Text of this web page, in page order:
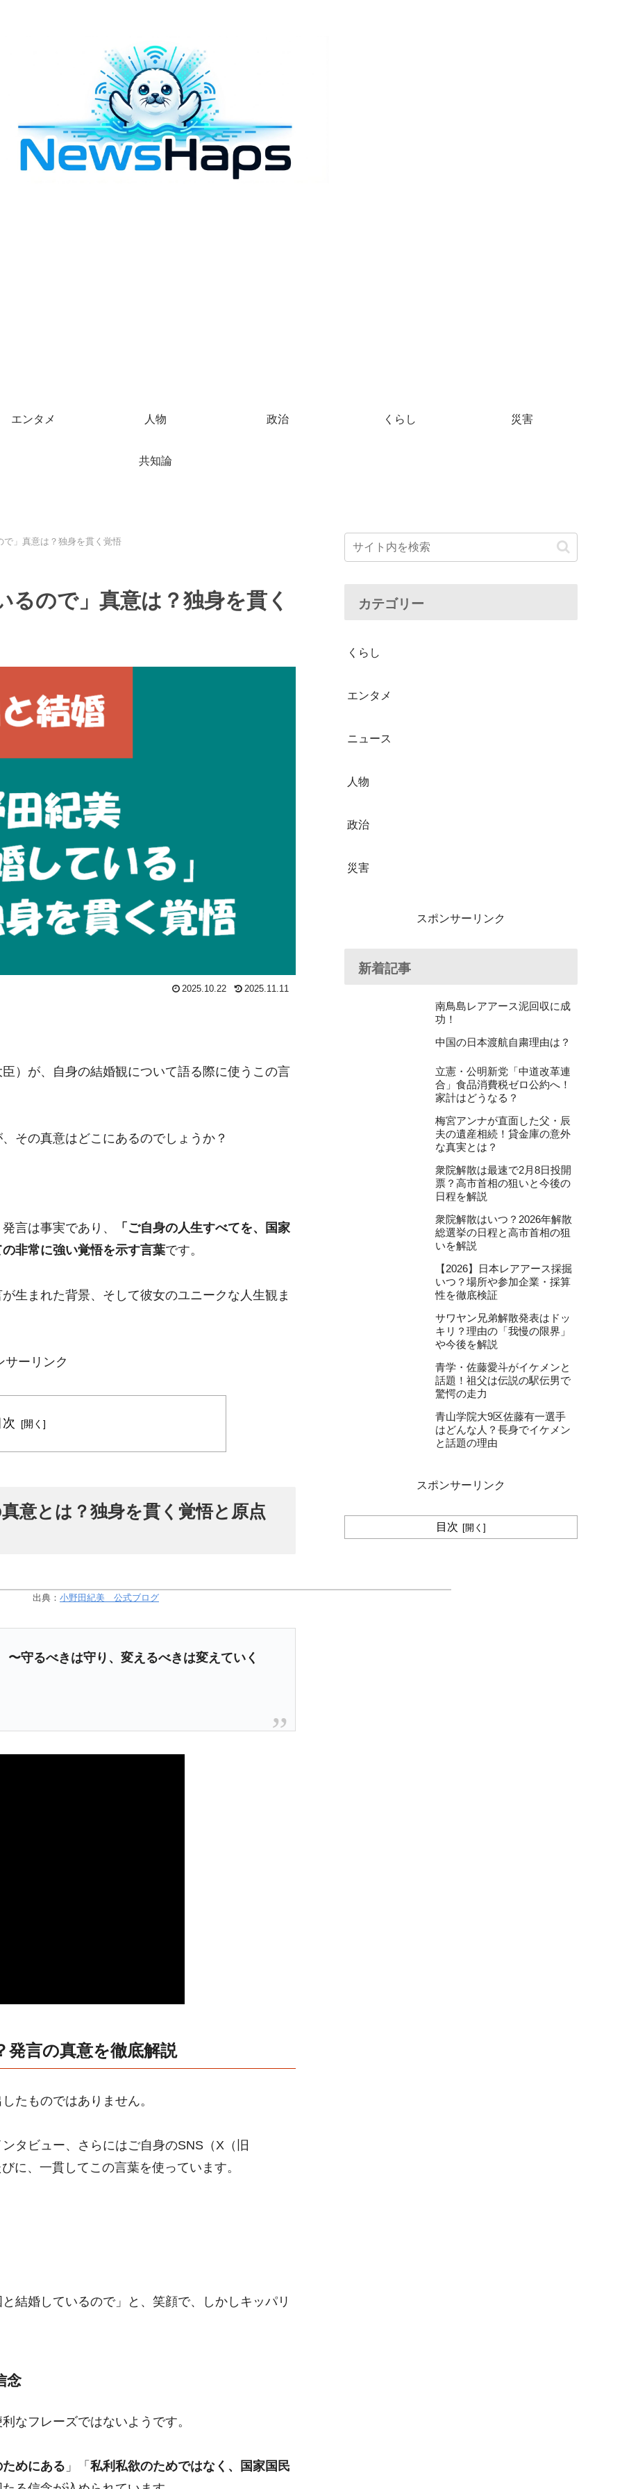
エンタメ 人物 政治 くらし 災害
共知論
」真意は？独身を貫く覚悟
るので」真意は？独身を貫く
2025.10.22 2025.11.11
）が、自身の結婚観について語る際に使うこの言
その真意はどこにあるのでしょうか？
言は事実であり、
「ご自身の人生すべてを、国家
非常に強い覚悟を示す言葉です。
生まれた背景、そして彼女のユニークな人生観ま
サーリンク
意とは？独身を貫く覚悟と原点
出典： 小野田紀美 公式ブログ
守るべきは守り、変えるべきは変えていく
発言の真意を徹底解説
たものではありません。
タビュー、さらにはご自身のSNS（X（旧
に、一貫してこの言葉を使っています。
結婚しているので」と、笑顔で、しかしキッパリ
念
なフレーズではないようです。
めにある 」「 私利私欲のためではなく、国家国民
カテゴリー
くらし
エンタメ
ニュース
人物
政治
災害
スポンサーリンク
新着記事
南鳥島レアアース泥回収に成
功！
中国の日本渡航自粛理由は？
立憲・公明新党「中道改革連
合」食品消費税ゼロ公約へ！
家計はどうなる？
梅宮アンナが直面した父・辰
夫の遺産相続！貸金庫の意外
な真実とは？
衆院解散は最速で2月8日投開
票？高市首相の狙いと今後の
日程を解説
衆院解散はいつ？2026年解散
総選挙の日程と高市首相の狙
いを解説
【2026】日本レアアース採掘
いつ？場所や参加企業・採算
性を徹底検証
サワヤン兄弟解散発表はドッ
キリ？理由の「我慢の限界」
や今後を解説
青学・佐藤愛斗がイケメンと
話題！祖父は伝説の駅伝男で
驚愕の走力
青山学院大9区佐藤有一選手
はどんな人？長身でイケメン
と話題の理由
スポンサーリンク
目次